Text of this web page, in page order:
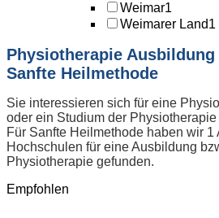
Weimar1
Weimarer Land1
Physiotherapie
Sanfte Heilmethode
Sie interessieren sich für eine
oder ein Studium der
Für Sanfte Heilmethode haben wir 1
Hochschulen für eine Ausbildung
Physiotherapie gefunden.
Empfohlen